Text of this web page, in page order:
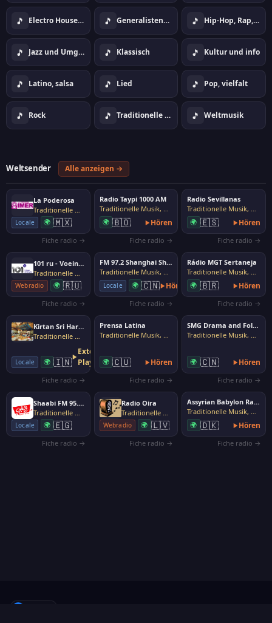
🎵 Electro House Dance 🎵 Generalistenstil 🎵 Hip-Hop, Rap, Urban
🎵 Jazz und Umgebung 🎵 Klassisch 🎵 Kultur und info
🎵 Latino, salsa 🎵 Lied 🎵 Pop, vielfalt
🎵 Rock 🎵 Traditionelle Musik, Volksmusik 🎵 Weltmusik
Weltsender Alle anzeigen →
La Poderosa
Traditionelle Musik, Volksmusik
Locale 🌍 🇲🇽
Fiche radio →
Radio Taypi 1000 AM
Traditionelle Musik, Volksmusik
🌍 🇧🇴 Hören
Fiche radio →
Radio Sevillanas
Traditionelle Musik, Volksmusik
🌍 🇪🇸 Hören
Fiche radio →
101 ru - Voeinnay Pisnya
Traditionelle Musik, Volksmusik
Webradio 🌍 🇷🇺
Fiche radio →
FM 97.2 Shanghai Shenqu
Traditionelle Musik, Volksmusik
Locale 🌍 🇨🇳 Hören
Fiche radio →
Rádio MGT Sertaneja
Traditionelle Musik, Volksmusik
🌍 🇧🇷 Hören
Fiche radio →
Kirtan Sri Harmandir Sahib
Traditionelle Musik, Volksmusik
Locale 🌍 🇮🇳
Externer
Player
Fiche radio →
Prensa Latina
Traditionelle Musik, Volksmusik
🌍 🇨🇺 Hören
Fiche radio →
SMG Drama and Folk Arts Channel
Traditionelle Musik, Volksmusik
🌍 🇨🇳 Hören
Fiche radio →
Shaabi FM 95.0 Cairo
Traditionelle Musik, Volksmusik
Locale 🌍 🇪🇬
Fiche radio →
Radio Oira
Traditionelle Musik, Volksmusik
Webradio 🌍 🇱🇻
Fiche radio →
Assyrian Babylon Radio
Traditionelle Musik, Volksmusik
🌍 🇩🇰 Hören
Fiche radio →